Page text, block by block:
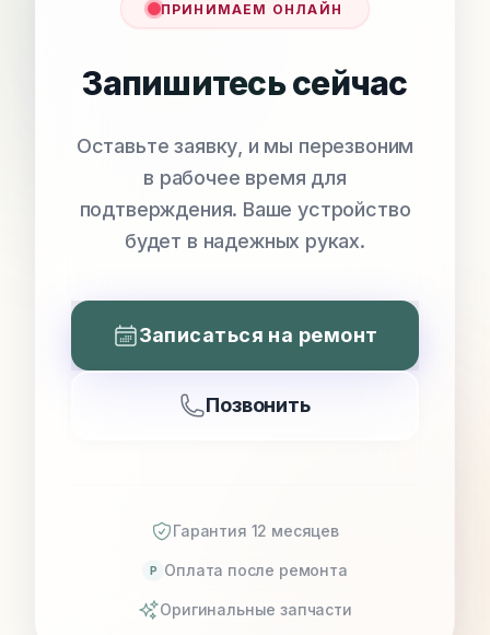
ПРИНИМАЕМ ОНЛАЙН
Запишитесь сейчас
Оставьте заявку, и мы перезвоним
в рабочее время для
подтверждения. Ваше устройство
будет в надежных руках.
Записаться на ремонт
Позвонить
Гарантия 12 месяцев
P Оплата после ремонта
Оригинальные запчасти